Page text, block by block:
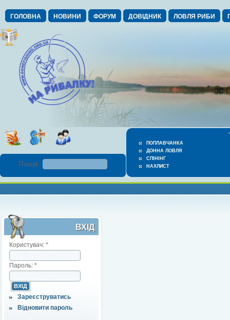
ГОЛОВНА НОВИНИ ФОРУМ ДОВІДНИК ЛОВЛЯ РИБИ
ПОПЛАВЧАНКА
ДОННА ЛОВЛЯ
СПІНІНГ
НАХЛИСТ
Пошук :
ВХІД
Користувач: *
Пароль: *
Зареєструватись
Відновити пароль